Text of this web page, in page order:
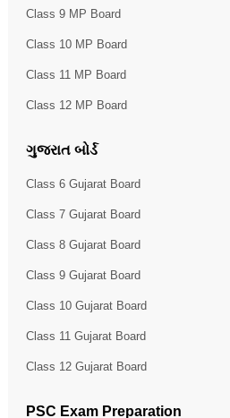
Class 9 MP Board
Class 10 MP Board
Class 11 MP Board
Class 12 MP Board
ગુજરાત બોર્ડ
Class 6 Gujarat Board
Class 7 Gujarat Board
Class 8 Gujarat Board
Class 9 Gujarat Board
Class 10 Gujarat Board
Class 11 Gujarat Board
Class 12 Gujarat Board
PSC Exam Preparation